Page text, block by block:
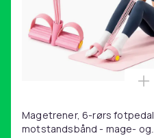
Magetrener, 6-rørs fotpedal
motstandsbånd - mage- og